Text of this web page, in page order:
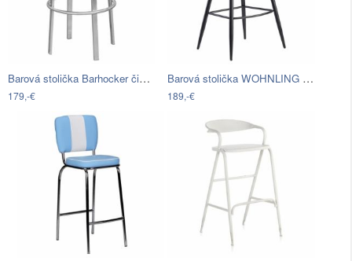
Barová stolička Barhocker čierna otočná
179,-€
Barová stolička WOHNLING svetlozelená
189,-€